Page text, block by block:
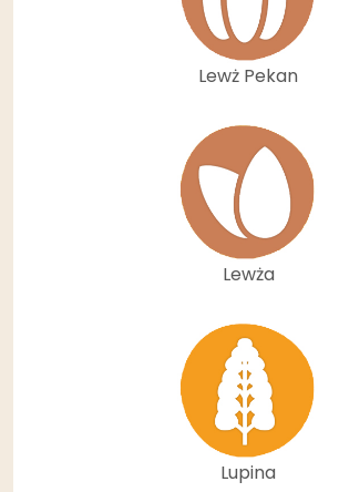
Lewż Pekan
Lewża
Lupina